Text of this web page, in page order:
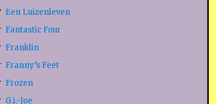
Een Luizenleven
Fantastic Four
Franklin
Franny’s Feet
Frozen
G.i.-Joe